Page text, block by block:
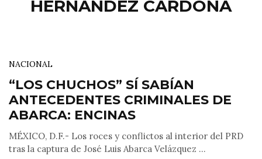
HERNÁNDEZ CARDONA
NACIONAL
“LOS CHUCHOS” SÍ SABÍAN
ANTECEDENTES CRIMINALES DE
ABARCA: ENCINAS
MÉXICO, D.F.- Los roces y conflictos al interior del PRD
tras la captura de José Luis Abarca Velázquez ...